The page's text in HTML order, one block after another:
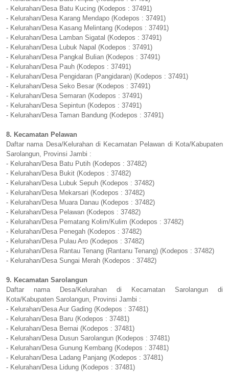
- Kelurahan/Desa Batu Kucing (Kodepos : 37491)
- Kelurahan/Desa Karang Mendapo (Kodepos : 37491)
- Kelurahan/Desa Kasang Melintang (Kodepos : 37491)
- Kelurahan/Desa Lamban Sigatal (Kodepos : 37491)
- Kelurahan/Desa Lubuk Napal (Kodepos : 37491)
- Kelurahan/Desa Pangkal Bulian (Kodepos : 37491)
- Kelurahan/Desa Pauh (Kodepos : 37491)
- Kelurahan/Desa Pengidaran (Pangidaran) (Kodepos : 37491)
- Kelurahan/Desa Seko Besar (Kodepos : 37491)
- Kelurahan/Desa Semaran (Kodepos : 37491)
- Kelurahan/Desa Sepintun (Kodepos : 37491)
- Kelurahan/Desa Taman Bandung (Kodepos : 37491)
8. Kecamatan Pelawan
Daftar nama Desa/Kelurahan di Kecamatan Pelawan di Kota/Kabupaten
Sarolangun, Provinsi Jambi :
- Kelurahan/Desa Batu Putih (Kodepos : 37482)
- Kelurahan/Desa Bukit (Kodepos : 37482)
- Kelurahan/Desa Lubuk Sepuh (Kodepos : 37482)
- Kelurahan/Desa Mekarsari (Kodepos : 37482)
- Kelurahan/Desa Muara Danau (Kodepos : 37482)
- Kelurahan/Desa Pelawan (Kodepos : 37482)
- Kelurahan/Desa Pematang Kolim/Kulim (Kodepos : 37482)
- Kelurahan/Desa Penegah (Kodepos : 37482)
- Kelurahan/Desa Pulau Aro (Kodepos : 37482)
- Kelurahan/Desa Rantau Tenang (Rantanu Tenang) (Kodepos : 37482)
- Kelurahan/Desa Sungai Merah (Kodepos : 37482)
9. Kecamatan Sarolangun
Daftar nama Desa/Kelurahan di Kecamatan Sarolangun di
Kota/Kabupaten Sarolangun, Provinsi Jambi :
- Kelurahan/Desa Aur Gading (Kodepos : 37481)
- Kelurahan/Desa Baru (Kodepos : 37481)
- Kelurahan/Desa Bernai (Kodepos : 37481)
- Kelurahan/Desa Dusun Sarolangun (Kodepos : 37481)
- Kelurahan/Desa Gunung Kembang (Kodepos : 37481)
- Kelurahan/Desa Ladang Panjang (Kodepos : 37481)
- Kelurahan/Desa Lidung (Kodepos : 37481)